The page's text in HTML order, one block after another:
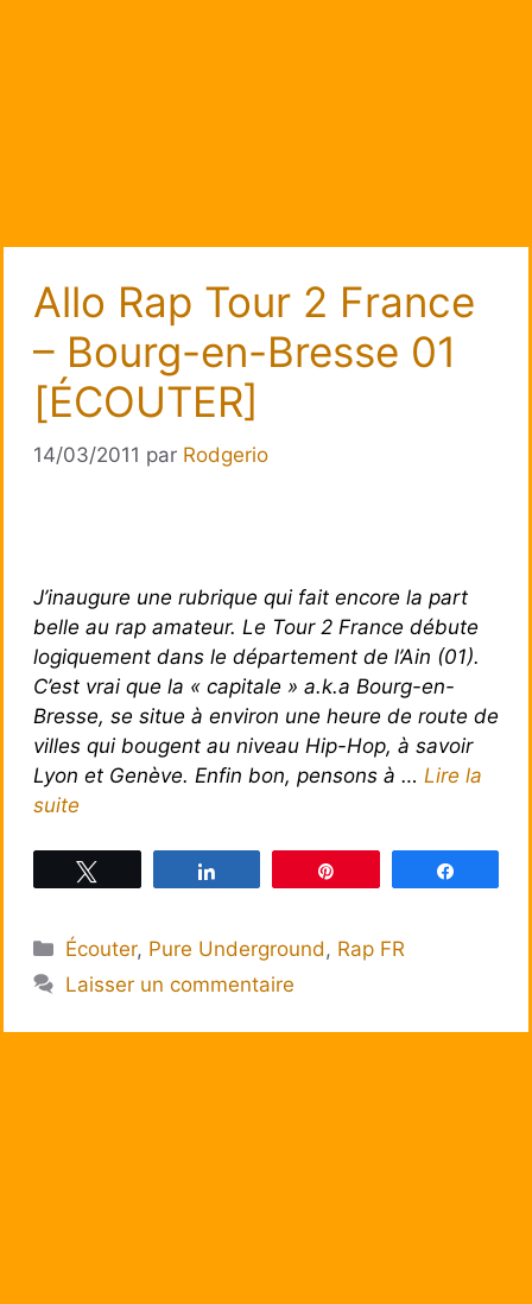
Allo Rap Tour 2 France
– Bourg-en-Bresse 01
[ÉCOUTER]
14/03/2011 par Rodgerio
J’inaugure une rubrique qui fait encore la part
belle au rap amateur. Le Tour 2 France débute
logiquement dans le département de l’Ain (01).
C’est vrai que la « capitale » a.k.a Bourg-en-
Bresse, se situe à environ une heure de route de
villes qui bougent au niveau Hip-Hop, à savoir
Lyon et Genève. Enfin bon, pensons à … Lire la
suite
Catégories
Écouter, Pure Underground, Rap FR
Laisser un commentaire